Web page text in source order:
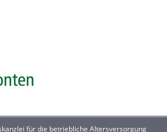
für die betriebliche Altersversorgung